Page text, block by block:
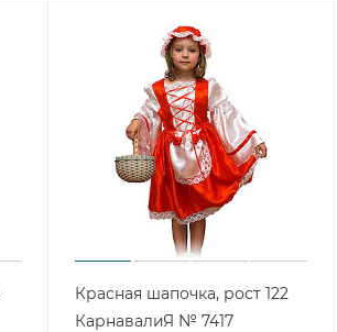
Красная шапочка, рост 122
КарнавалиЯ № 7417